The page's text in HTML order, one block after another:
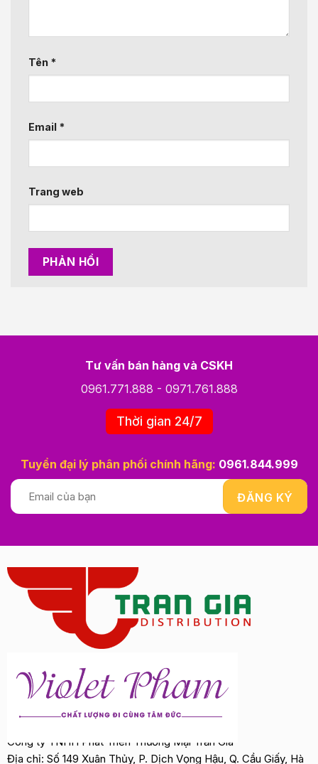
Tên *
Email *
Trang web
Tư vấn bán hàng và CSKH
0961.771.888 - 0971.761.888
Thời gian 24/7
Tuyển đại lý phân phối chính hãng: 0961.844.999
Công ty TNHH Phát Triển Thương Mại Trần Gia
Địa chỉ: Số 149 Xuân Thủy, P. Dịch Vọng Hậu, Q. Cầu Giấy, Hà